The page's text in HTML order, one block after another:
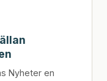
Nyheter en